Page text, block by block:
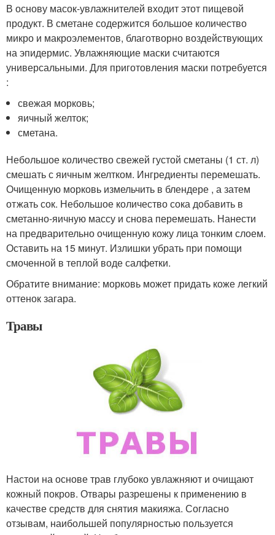
В основу масок-увлажнителей входит этот пищевой
продукт. В сметане содержится большое количество
микро и макроэлементов, благотворно воздействующих
на эпидермис. Увлажняющие маски считаются
универсальными. Для приготовления маски потребуется
:
свежая морковь;
яичный желток;
сметана.
Небольшое количество свежей густой сметаны (1 ст. л)
смешать с яичным желтком. Ингредиенты перемешать.
Очищенную морковь измельчить в блендере , а затем
отжать сок. Небольшое количество сока добавить в
сметанно-яичную массу и снова перемешать. Нанести
на предварительно очищенную кожу лица тонким слоем.
Оставить на 15 минут. Излишки убрать при помощи
смоченной в теплой воде салфетки.
Обратите внимание: морковь может придать коже легкий
оттенок загара.
Травы
Настои на основе трав глубоко увлажняют и очищают
кожный покров. Отвары разрешены к применению в
качестве средств для снятия макияжа. Согласно
отзывам, наибольшей популярностью пользуется